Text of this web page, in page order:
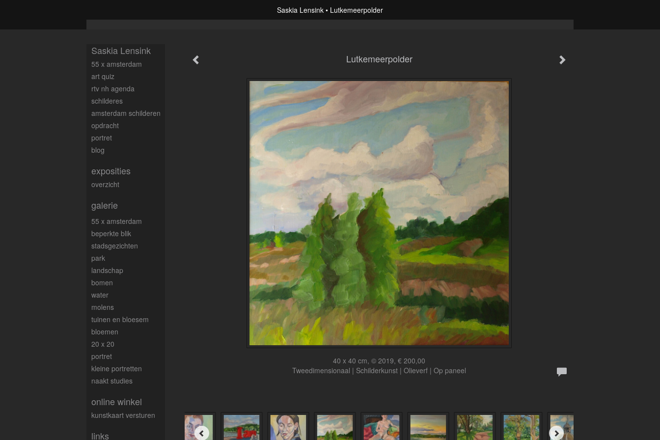
Saskia Lensink Lutkemeerpolder
Lutkemeerpolder
40 x 40 cm, © 2019, € 200,00
Tweedimensionaal | Schilderkunst | Olieverf | Op paneel
Saskia Lensink
55 x amsterdam
art quiz
rtv nh agenda
schilderes
amsterdam schilderen
opdracht
portret
blog
exposities
overzicht
galerie
55 x amsterdam
beperkte blik
stadsgezichten
park
landschap
bomen
water
molens
tuinen en bloesem
bloemen
20 x 20
portret
kleine portretten
naakt studies
online winkel
kunstkaart versturen
links